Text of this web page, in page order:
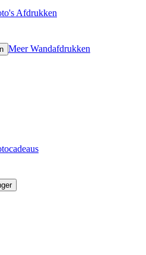
Afdrukken
Meer Wandafdrukken